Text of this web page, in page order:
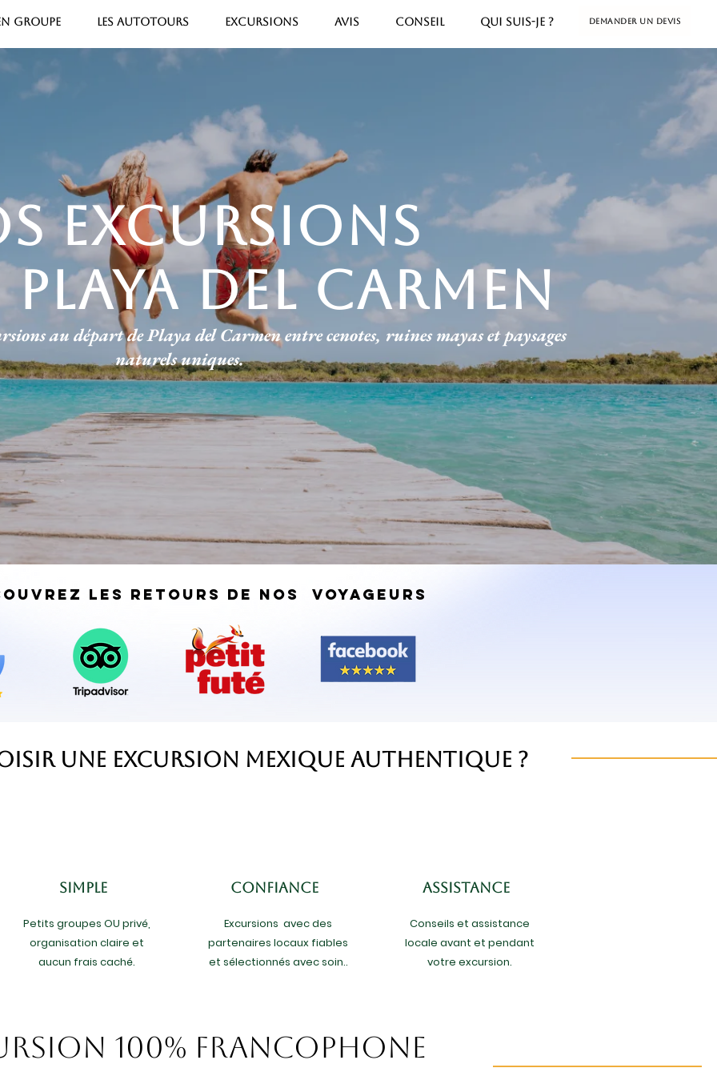
GROUPE LES AUTOTOURS EXCURSIONS AVIS CONSEIL QUI SUIS-JE ? Demander un devis
excursions
playa del carmen
au départ de Playa del Carmen entre cenotes, ruines mayas et paysages
naturels uniques.
LES RETOURS DE NOS VOYAGEURS
une excursion Mexique Authentique ?
SIMPLE
Petits groupes OU privé,
organisation claire et
aucun frais caché.
CONFIANCE
Excursions avec des
partenaires locaux fiables
et sélectionnés avec soin..
ASSISTANCE
Conseils et assistance
locale avant et pendant
votre excursion.
100% Francophone